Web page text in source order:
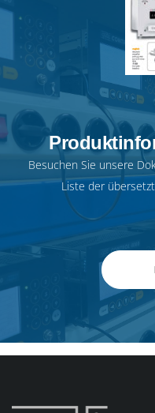
Besuchen Sie unsere
Liste der